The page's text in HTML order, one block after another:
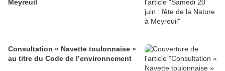
Meyreuil
Consultation « Navette toulonnaise »
au titre du Code de l’environnement